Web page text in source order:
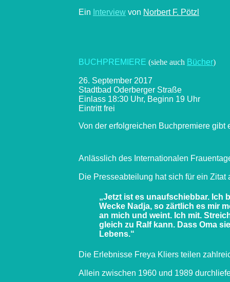
Ein Interview von Norbert F. Pötzl
BUCHPREMIERE (siehe auch Bücher)
26. September 2017
Stadtbad Oderberger Straße
Einlass 18:30 Uhr, Beginn 19 Uhr
Eintritt frei
Von der erfolgreichen Buchpremiere gibt
Anlässlich des Internationalen
Die Presseabteilung hat sich für ein Zitat
„Jetzt ist es unaufschiebbar. Ich
Wecke Nadja, so zärtlich es mir
an mich und weint. Ich mit.
gleich zu Ralf kann. Dass Oma
Lebens.“
Die Erlebnisse Freya Kliers teilen
Allein zwischen 1960 und 1989